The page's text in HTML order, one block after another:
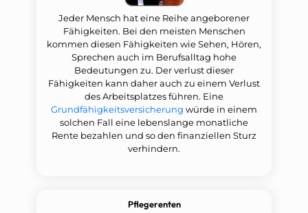
Jeder Mensch hat eine Reihe angeborener
Fähigkeiten. Bei den meisten Menschen
kommen diesen Fähigkeiten wie Sehen, Hören,
Sprechen auch im Berufsalltag hohe
Bedeutungen zu. Der verlust dieser
Fähigkeiten kann daher auch zu einem Verlust
des Arbeitsplatzes führen. Eine
Grundfähigkeitsversicherung würde in einem
solchen Fall eine lebenslange monatliche
Rente bezahlen und so den finanziellen Sturz
verhindern.
Pflegerenten